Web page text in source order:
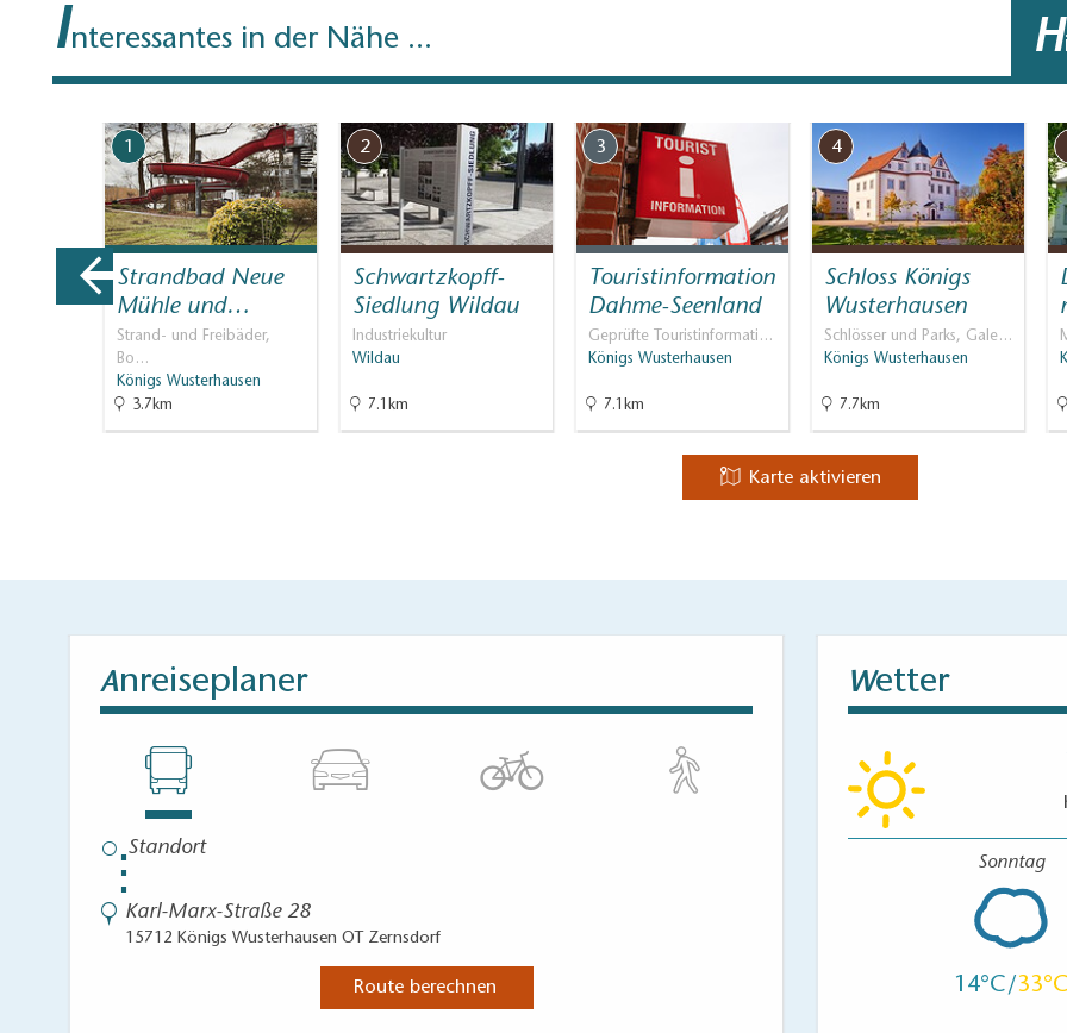
Zum Teil eingeschränkt begehbarer Bodenbelag (innen und/oder außen)
Gäste-WC
Gäste-WC ist ohne Treppen erreichbar
Weitere Angaben
Bequeme Anreise mit den öffentlichen Verkehrsmitteln möglich
Es stehen ausreichend Sitzplätze zur Verfügung
Abstellmöglichkeiten für Kinderwagen / Rollatoren etc.
Interessantes in der Nähe ... H
1
Strandbad Neue
Mühle und…
Strand- und Freibäder,
Bo…
Königs Wusterhausen
3.7km
2
Schwartzkopff-
Siedlung Wildau
Industriekultur
Wildau
7.1km
3
Touristinformation
Dahme-Seenland
Geprüfte Touristinformati…
Königs Wusterhausen
7.1km
4
Schloss Königs
Wusterhausen
Schlösser und Parks, Gale…
Königs Wusterhausen
7.7km
Karte aktivieren
Anreiseplaner
⋮
Karl-Marx-Straße 28
15712 Königs Wusterhausen OT Zernsdorf
Route berechnen
Wetter
Sonntag
14 33